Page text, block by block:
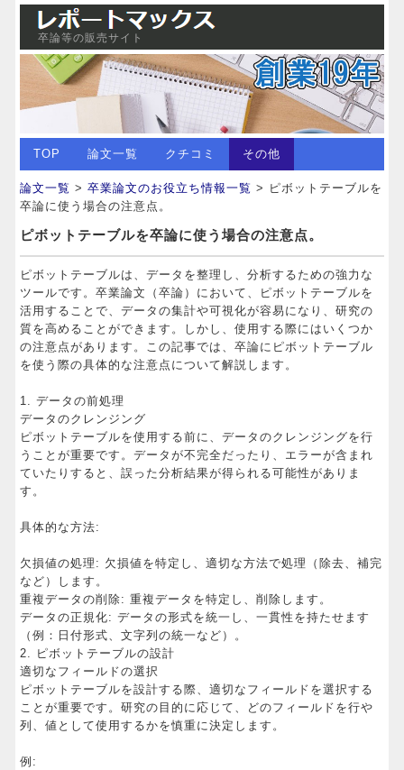
卒論等の販売サイト
TOP 論文一覧 クチコミ その他
論文一覧 >卒業論文のお役立ち情報一覧 > ピボットテーブルを
卒論に使う場合の注意点。
ピボットテーブルを卒論に使う場合の注意点。
ピボットテーブルは、データを整理し、分析するための強力な
ツールです。卒業論文（卒論）において、ピボットテーブルを
活用することで、データの集計や可視化が容易になり、研究の
質を高めることができます。しかし、使用する際にはいくつか
の注意点があります。この記事では、卒論にピボットテーブル
を使う際の具体的な注意点について解説します。
1. データの前処理
データのクレンジング
ピボットテーブルを使用する前に、データのクレンジングを行
うことが重要です。データが不完全だったり、エラーが含まれ
ていたりすると、誤った分析結果が得られる可能性がありま
す。
具体的な方法:
欠損値の処理: 欠損値を特定し、適切な方法で処理（除去、補完
など）します。
重複データの削除: 重複データを特定し、削除します。
データの正規化: データの形式を統一し、一貫性を持たせます
（例：日付形式、文字列の統一など）。
2. ピボットテーブルの設計
適切なフィールドの選択
ピボットテーブルを設計する際、適切なフィールドを選択する
ことが重要です。研究の目的に応じて、どのフィールドを行や
列、値として使用するかを慎重に決定します。
例: